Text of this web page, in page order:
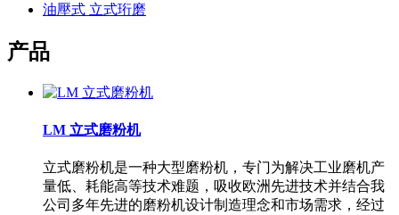
油壓式 立式珩磨
产品
LM 立式磨粉机
立式磨粉机是一种大型磨粉机，专门为解决工业磨机产
量低、耗能高等技术难题，吸收欧洲先进技术并结合我
公司多年先进的磨粉机设计制造理念和市场需求，经过